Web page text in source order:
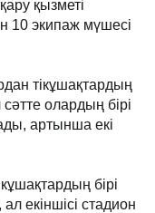
қызметі
10 экипаж мүшесі
тікұшақтардың
олардың бірі
артынша екі
бірі
екіншісі стадион